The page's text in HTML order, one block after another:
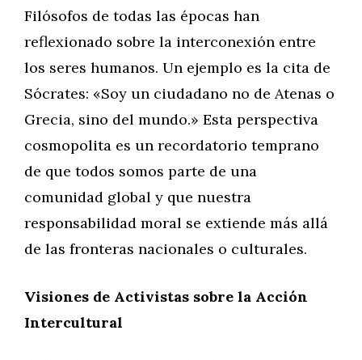
Filósofos de todas las épocas han
reflexionado sobre la interconexión entre
los seres humanos. Un ejemplo es la cita de
Sócrates: «Soy un ciudadano no de Atenas o
Grecia, sino del mundo.» Esta perspectiva
cosmopolita es un recordatorio temprano
de que todos somos parte de una
comunidad global y que nuestra
responsabilidad moral se extiende más allá
de las fronteras nacionales o culturales.
Visiones de Activistas sobre la Acción
Intercultural